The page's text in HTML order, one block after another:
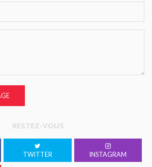
RESTEZ-VOUS
TWITTER INSTAGRAM